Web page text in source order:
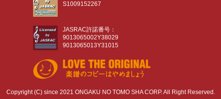
S1009152267
JASRAC許諾番号：
9013065002Y38029
9013065013Y31015
Copyright (C) since 2021 ONGAKU NO TOMO SHA CORP. All Right Reserved.